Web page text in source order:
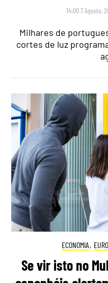
14:00 7 Agosto,
Milhares de
cortes de luz
ECONOMIA,
Se vir isto no